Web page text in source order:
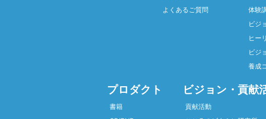
よくあるご質問
体験
ビジ
ヒー
ビジ
養成
プロダクト
書籍
ビジョン・貢献
貢献活動